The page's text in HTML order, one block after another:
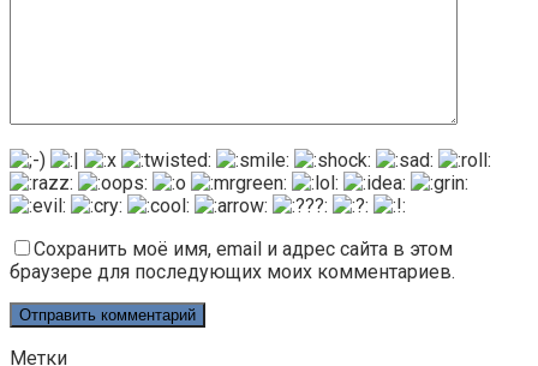
Сохранить моё имя, email и адрес сайта в этом
браузере для последующих моих комментариев.
Метки